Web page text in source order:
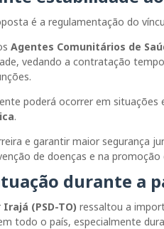
é a regulamentação do
Agentes Comunitários de
vedando a contratação
poderá ocorrer em situações
.
e garantir maior segurança
de doenças e na promoção
durante a
Irajá (PSD-TO) ressaltou a
todo o país, especialmente